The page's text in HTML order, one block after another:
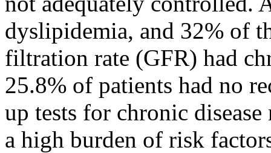
dyslipidemia, and 32% of
filtration rate (GFR) had
25.8% of patients had no
up tests for chronic
a high burden of risk